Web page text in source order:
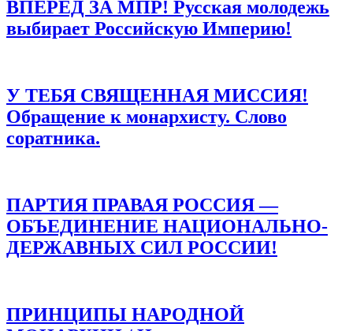
ВПЕРЕД ЗА МПР! Русская молодежь
выбирает Российскую Империю!
У ТЕБЯ СВЯЩЕННАЯ МИССИЯ!
Обращение к монархисту. Слово
соратника.
ПАРТИЯ ПРАВАЯ РОССИЯ —
ОБЪЕДИНЕНИЕ НАЦИОНАЛЬНО-
ДЕРЖАВНЫХ СИЛ РОССИИ!
ПРИНЦИПЫ НАРОДНОЙ